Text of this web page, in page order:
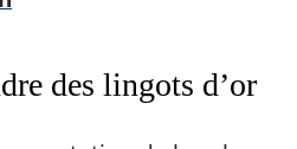
des lingots d’or